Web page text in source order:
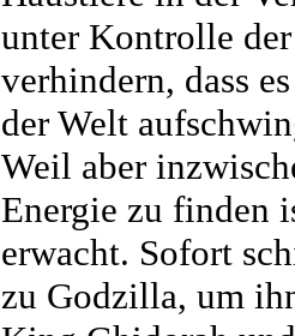
unter Kontrolle
verhindern, dass
der Welt
Weil aber
Energie zu finden
erwacht. Sofort
zu Godzilla, um